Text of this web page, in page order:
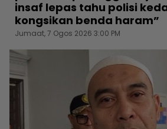
insaf lepas tahu polisi
kongsikan benda haram”
Jumaat, 7 Ogos 2026 3:00 PM